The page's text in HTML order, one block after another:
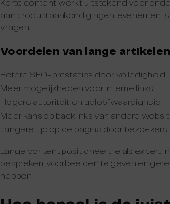
Korte content werkt uitstekend voor
aan productaankondigingen,
vragen.
Voordelen van lange artikelen
Betere SEO-prestaties door volledigheid
Meer mogelijkheden voor interne links
Hogere autoriteit en geloofwaardigheid
Meer kans op backlinks van andere
Langere tijd op de pagina door bezoekers
Lange content positioneert je als expert
bespreken, voorbeelden te geven en
hebben.